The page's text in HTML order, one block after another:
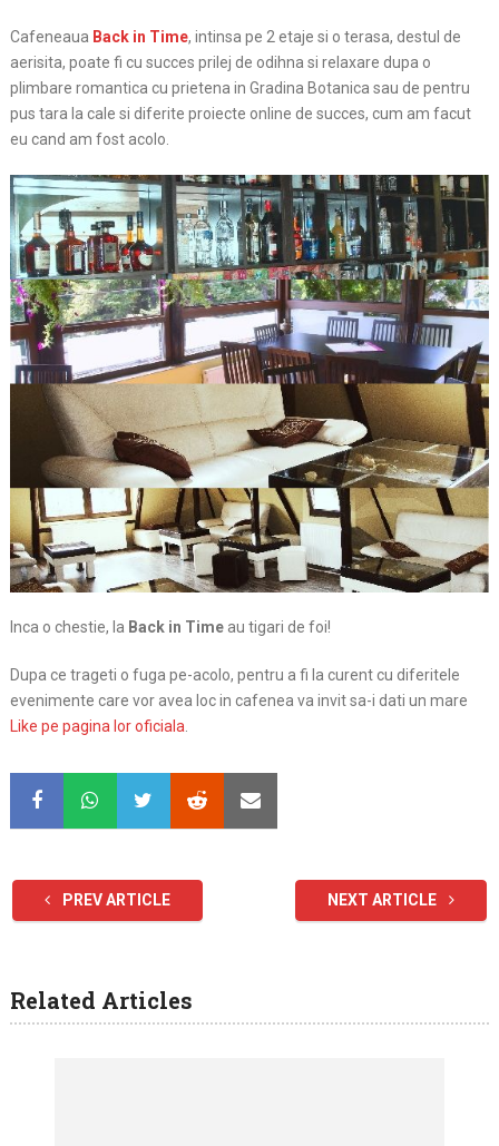
Cafeneaua Back in Time, intinsa pe 2 etaje si o terasa, destul de
aerisita, poate fi cu succes prilej de odihna si relaxare dupa o
plimbare romantica cu prietena in Gradina Botanica sau de pentru
pus tara la cale si diferite proiecte online de succes, cum am facut
eu cand am fost acolo.
Inca o chestie, la Back in Timeau tigari de foi!
Dupa ce trageti o fuga pe-acolo, pentru a fi la curent cu diferitele
evenimente care vor avea loc in cafenea va invit sa-i dati un mare
Like pe pagina lor oficiala.
PREV ARTICLE NEXT ARTICLE
Related Articles